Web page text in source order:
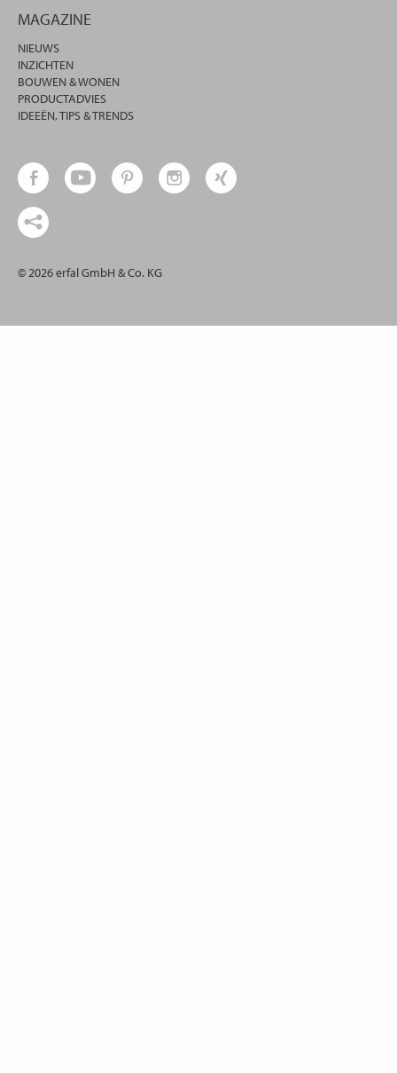
MAGAZINE
NIEUWS
INZICHTEN
BOUWEN & WONEN
PRODUCTADVIES
IDEEËN, TIPS & TRENDS
© 2026 erfal GmbH & Co. KG